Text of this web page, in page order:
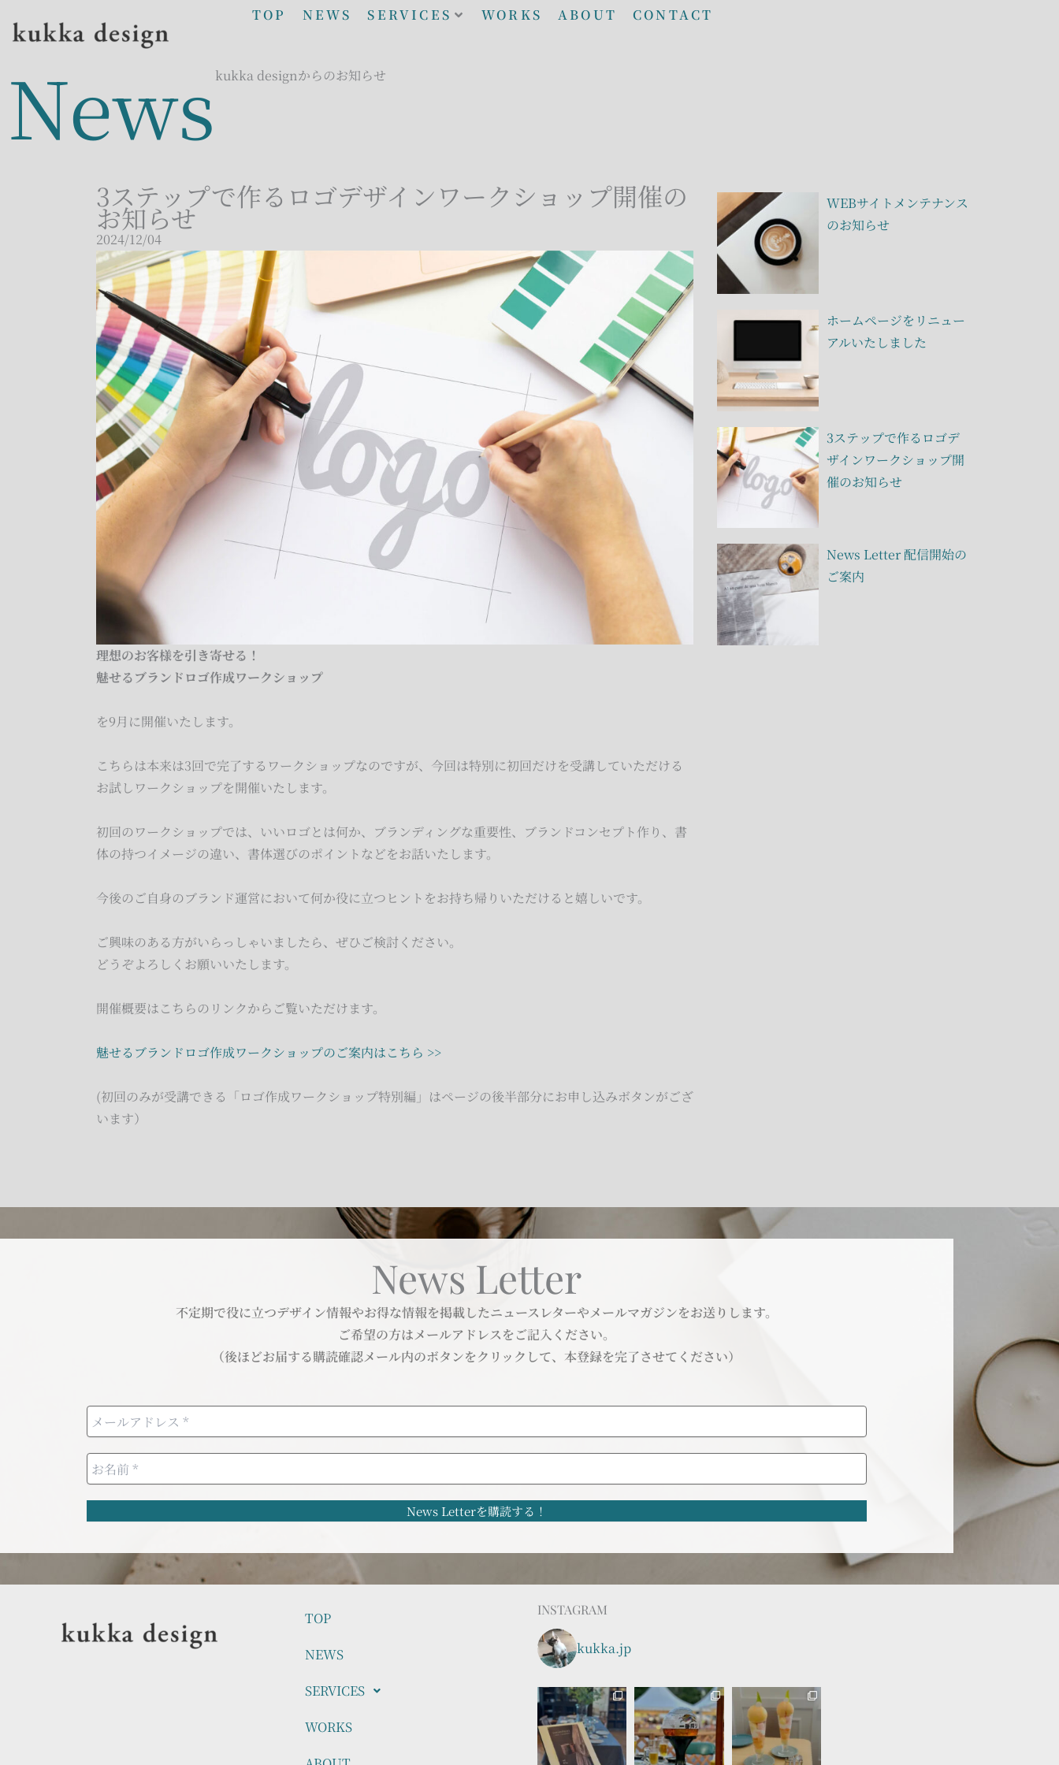
TOP NEWS SERVICES WORKS ABOUT CONTACT
News kukka designからのお知らせ
3ステップで作るロゴデザインワークショップ開催の
お知らせ
2024/12/04
理想のお客様を引き寄せる！
魅せるブランドロゴ作成ワークショップ
を9月に開催いたします。
こちらは本来は3回で完了するワークショップなのですが、今回は特別に初回だけを受講していただける
お試しワークショップを開催いたします。
初回のワークショップでは、いいロゴとは何か、ブランディングな重要性、ブランドコンセプト作り、書
体の持つイメージの違い、書体選びのポイントなどをお話いたします。
今後のご自身のブランド運営において何か役に立つヒントをお持ち帰りいただけると嬉しいです。
ご興味のある方がいらっしゃいましたら、ぜひご検討ください。
どうぞよろしくお願いいたします。
開催概要はこちらのリンクからご覧いただけます。
魅せるブランドロゴ作成ワークショップのご案内はこちら >>
(初回のみが受講できる「ロゴ作成ワークショップ特別編」はページの後半部分にお申し込みボタンがござ
います）
WEBサイトメンテナンス
のお知らせ
ホームページをリニュー
アルいたしました
3ステップで作るロゴデ
ザインワークショップ開
催のお知らせ
News Letter 配信開始の
ご案内
News Letter
不定期で役に立つデザイン情報やお得な情報を掲載したニュースレターやメールマガジンをお送りします。
ご希望の方はメールアドレスをご記入ください。
（後ほどお届する購読確認メール内のボタンをクリックして、本登録を完了させてください）
TOP
NEWS
SERVICES
WORKS
INSTAGRAM
kukka.jp